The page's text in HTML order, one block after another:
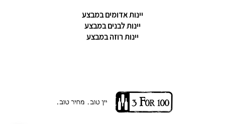
יינות אדומים במבצע
יינות לבנים במבצע
יינות רוזה במבצע